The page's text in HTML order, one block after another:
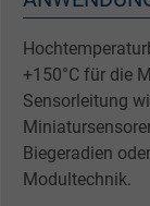
+150°C für die
Sensorleitung
Biegeradien
Modultechnik.